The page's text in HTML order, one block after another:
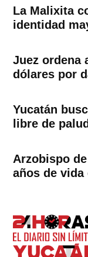
La Malixita
identidad
Juez ordena
dólares por
Yucatán
libre de
Arzobispo
años de vida